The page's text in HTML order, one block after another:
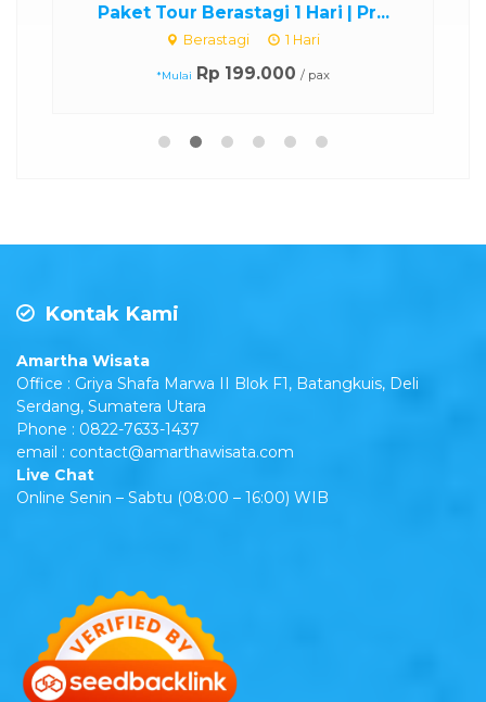
Paket Tour Berastagi 1 Hari | Pr...
Berastagi 1 Hari
*Mulai Rp 199.000 / pax
Kontak Kami
Amartha Wisata
Office : Griya Shafa Marwa II Blok F1, Batangkuis, Deli
Serdang, Sumatera Utara
Phone : 0822-7633-1437
email : contact@amarthawisata.com
Live Chat
Online Senin – Sabtu (08:00 – 16:00) WIB